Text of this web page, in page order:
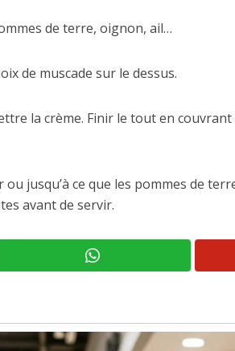
de terre, oignon, ail…
de muscade sur le dessus.
la crème. Finir le tout en
jusqu’à ce que les pommes de
avant de servir.